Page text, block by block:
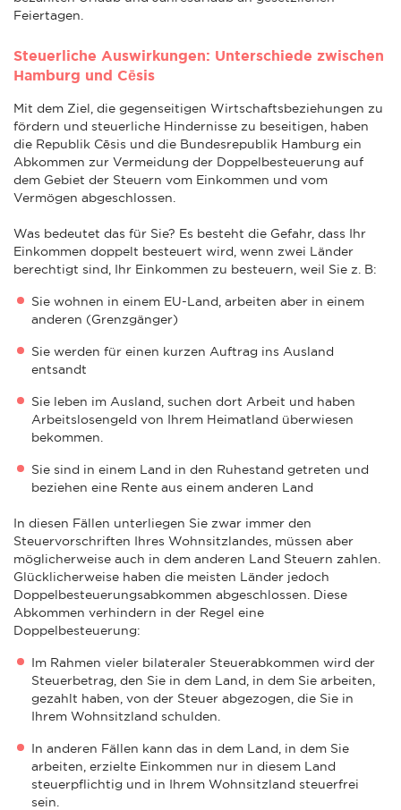
Feiertagen.
Steuerliche Auswirkungen: Unterschiede zwischen
Hamburg und Cēsis
Mit dem Ziel, die gegenseitigen Wirtschaftsbeziehungen zu
fördern und steuerliche Hindernisse zu beseitigen, haben
die Republik Cēsis und die Bundesrepublik Hamburg ein
Abkommen zur Vermeidung der Doppelbesteuerung auf
dem Gebiet der Steuern vom Einkommen und vom
Vermögen abgeschlossen.
Was bedeutet das für Sie? Es besteht die Gefahr, dass Ihr
Einkommen doppelt besteuert wird, wenn zwei Länder
berechtigt sind, Ihr Einkommen zu besteuern, weil Sie z. B:
Sie wohnen in einem EU-Land, arbeiten aber in einem
anderen (Grenzgänger)
Sie werden für einen kurzen Auftrag ins Ausland
entsandt
Sie leben im Ausland, suchen dort Arbeit und haben
Arbeitslosengeld von Ihrem Heimatland überwiesen
bekommen.
Sie sind in einem Land in den Ruhestand getreten und
beziehen eine Rente aus einem anderen Land
In diesen Fällen unterliegen Sie zwar immer den
Steuervorschriften Ihres Wohnsitzlandes, müssen aber
möglicherweise auch in dem anderen Land Steuern zahlen.
Glücklicherweise haben die meisten Länder jedoch
Doppelbesteuerungsabkommen abgeschlossen. Diese
Abkommen verhindern in der Regel eine
Doppelbesteuerung:
Im Rahmen vieler bilateraler Steuerabkommen wird der
Steuerbetrag, den Sie in dem Land, in dem Sie arbeiten,
gezahlt haben, von der Steuer abgezogen, die Sie in
Ihrem Wohnsitzland schulden.
In anderen Fällen kann das in dem Land, in dem Sie
arbeiten, erzielte Einkommen nur in diesem Land
steuerpflichtig und in Ihrem Wohnsitzland steuerfrei
sein.